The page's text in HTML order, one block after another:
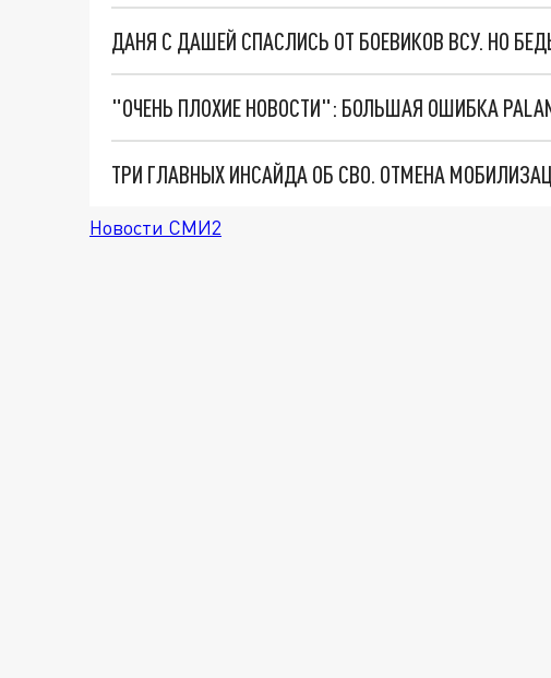
ДАНЯ С ДАШЕЙ СПАСЛИСЬ ОТ БОЕВИКОВ ВСУ. НО
Новости СМИ2